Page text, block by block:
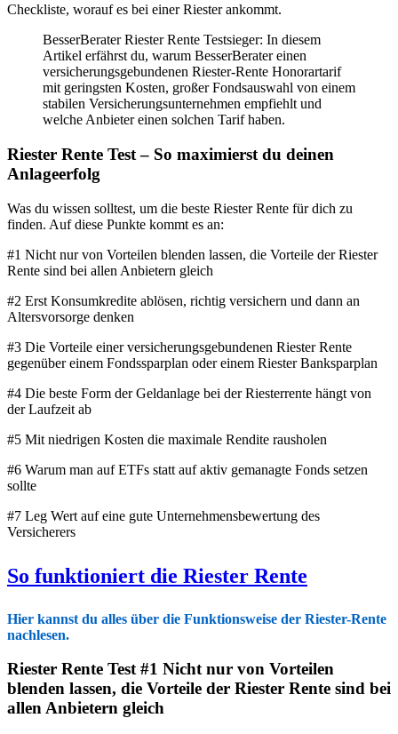
Checkliste, worauf es bei einer Riester ankommt.
BesserBerater Riester Rente Testsieger: In diesem
Artikel erfährst du, warum BesserBerater einen
versicherungsgebundenen Riester-Rente Honorartarif
mit geringsten Kosten, großer Fondsauswahl von einem
stabilen Versicherungsunternehmen empfiehlt und
welche Anbieter einen solchen Tarif haben.
Riester Rente Test – So maximierst du deinen
Anlageerfolg
Was du wissen solltest, um die beste Riester Rente für dich zu
finden. Auf diese Punkte kommt es an:
#1 Nicht nur von Vorteilen blenden lassen, die Vorteile der Riester
Rente sind bei allen Anbietern gleich
#2 Erst Konsumkredite ablösen, richtig versichern und dann an
Altersvorsorge denken
#3 Die Vorteile einer versicherungsgebundenen Riester Rente
gegenüber einem Fondssparplan oder einem Riester Banksparplan
#4 Die beste Form der Geldanlage bei der Riesterrente hängt von
der Laufzeit ab
#5 Mit niedrigen Kosten die maximale Rendite rausholen
#6 Warum man auf ETFs statt auf aktiv gemanagte Fonds setzen
sollte
#7 Leg Wert auf eine gute Unternehmensbewertung des
Versicherers
So funktioniert die Riester Rente
Hier kannst du alles über die Funktionsweise der Riester-Rente
nachlesen.
Riester Rente Test #1 Nicht nur von Vorteilen
blenden lassen, die Vorteile der Riester Rente sind bei
allen Anbietern gleich